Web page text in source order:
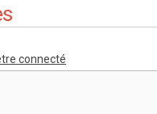
connecté